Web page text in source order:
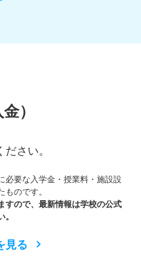
）
さい。
要な入学金・授業料・施設設
のです。
ので、最新情報は学校の公式
見る